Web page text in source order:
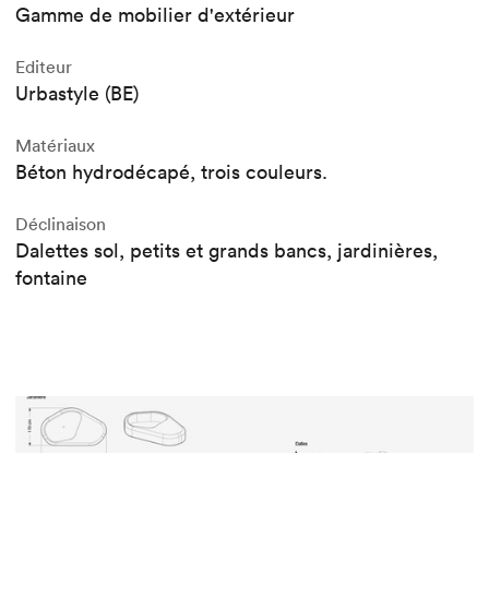
Gamme de mobilier d'extérieur
Editeur
Urbastyle (BE)
Matériaux
Béton hydrodécapé, trois couleurs.
Déclinaison
Dalettes sol, petits et grands bancs, jardinières,
fontaine